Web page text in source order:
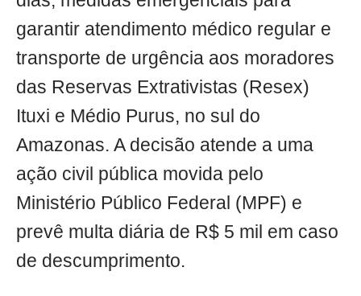
garantir atendimento médico regular e
transporte de urgência aos moradores
das Reservas Extrativistas (Resex)
Ituxi e Médio Purus, no sul do
Amazonas. A decisão atende a uma
ação civil pública movida pelo
Ministério Público Federal (MPF) e
prevê multa diária de R$ 5 mil em caso
de descumprimento.